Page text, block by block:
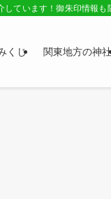
ています！御朱印情報も
くじ 関東地方の神社